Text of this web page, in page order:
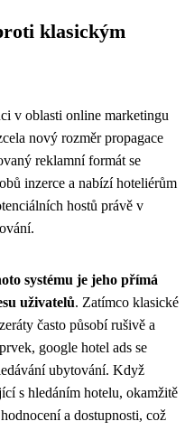
klasickým
v oblasti online marketingu
nový rozměr propagace
reklamní formát se
inzerce a nabízí hoteliérům
hostů právě v
systému je jeho přímá
uživatelů. Zatímco klasické
často působí rušivě a
google hotel ads se
ubytování. Když
s hledáním hotelu, okamžitě
a dostupnosti, což